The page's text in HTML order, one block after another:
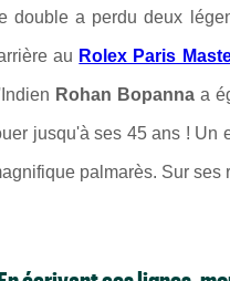
double a perdu deux
au Rolex Paris
Rohan Bopanna a
jusqu'à ses 45 ans ! Un
palmarès. Sur ses